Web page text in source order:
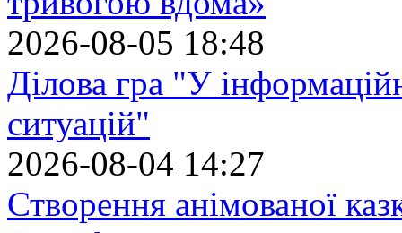
2026-08-05 18:48
Ділова гра "У
ситуацій"
2026-08-04 14:27
Створення анімованої